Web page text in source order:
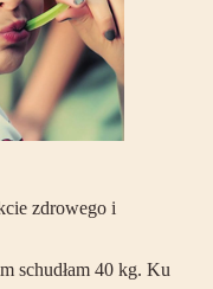
zdrowego i
schudłam 40 kg. Ku